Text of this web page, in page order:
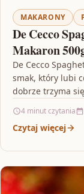
MAKARONY
De Cecco
Makaron
De Cecco
smak, który lubi
dobrze trzyma
4 minut czytania
Czytaj więcej